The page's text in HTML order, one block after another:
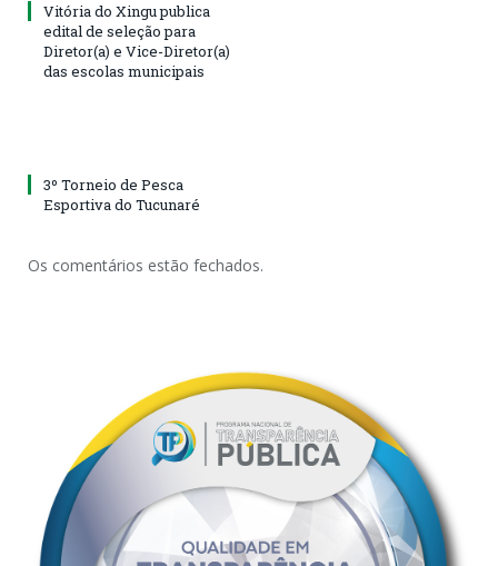
Vitória do Xingu publica
edital de seleção para
Diretor(a) e Vice-Diretor(a)
das escolas municipais
3º Torneio de Pesca
Esportiva do Tucunaré
Os comentários estão fechados.